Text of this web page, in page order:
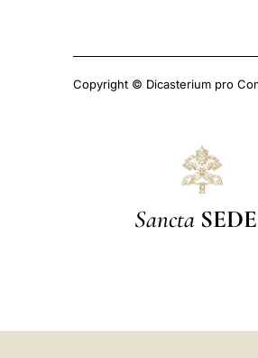
Copyright © Dicasterium pro
Sancta